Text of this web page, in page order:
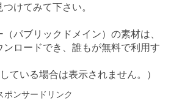
けてみて下さい。
パブリックドメイン）の素材は、
ロードでき、誰もが無料で利用す
ている場合は表示されません。）
ポンサードリンク